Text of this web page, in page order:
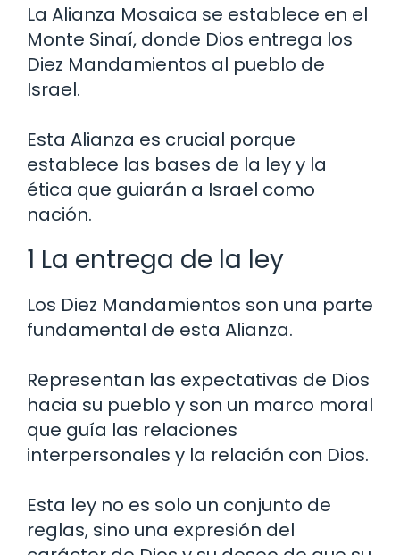
La Alianza Mosaica se establece en el
Monte Sinaí, donde Dios entrega los
Diez Mandamientos al pueblo de
Israel.
Esta Alianza es crucial porque
establece las bases de la ley y la
ética que guiarán a Israel como
nación.
1 La entrega de la ley
Los Diez Mandamientos son una parte
fundamental de esta Alianza.
Representan las expectativas de Dios
hacia su pueblo y son un marco moral
que guía las relaciones
interpersonales y la relación con Dios.
Esta ley no es solo un conjunto de
reglas, sino una expresión del